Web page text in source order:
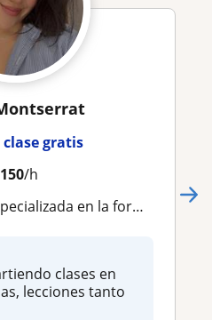
gratis
150/h
escuela, exámenes y comunicación general, método personal
clases en
lecciones tanto